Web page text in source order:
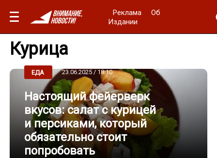
Реклама
Об
Издании
Курица
ЕДА 23.06.2025 / 18:10
Настоящий фейерверк
вкусов: салат с курицей
и персиками, который
обязательно стоит
попробовать